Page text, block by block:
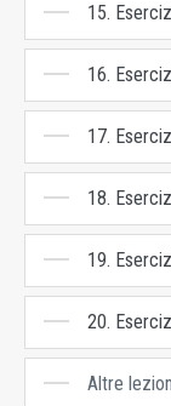
15.
16.
17.
18.
19.
20.
Altre